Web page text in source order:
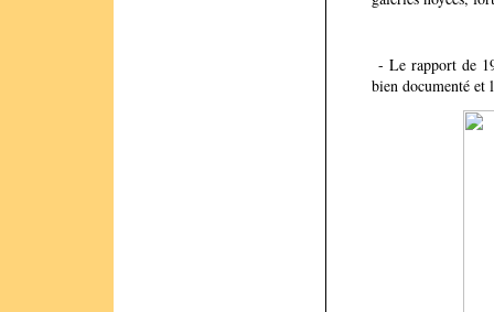
- Le rapport de
bien documenté et